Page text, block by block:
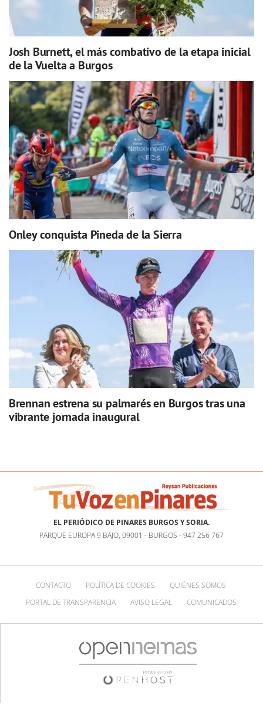
Josh Burnett, el más combativo de la etapa inicial
de la Vuelta a Burgos
Onley conquista Pineda de la Sierra
Brennan estrena su palmarés en Burgos tras una
vibrante jornada inaugural
EL PERIÓDICO DE PINARES BURGOS Y SORIA.
PARQUE EUROPA 9 BAJO, 09001 - BURGOS - 947 256 767
CONTACTO POLÍTICA DE COOKIES
QUIÉNES SOMOS
PORTAL DE TRANSPARENCIA
AVISO LEGAL COMUNICADOS